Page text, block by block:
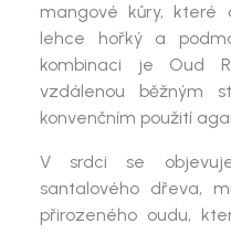
mangové kůry, které
lehce hořký a
kombinaci je Oud
vzdálenou běžným
konvenčním použití
V srdci se
santalového dřeva,
přirozeného oudu,